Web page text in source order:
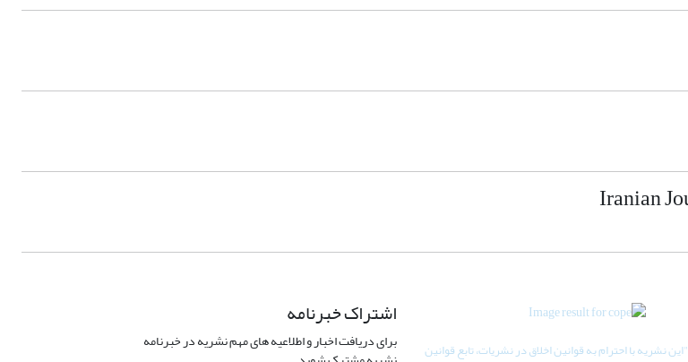
"این نشریه با احترام به قوانین اخلاق در نشریات، تابع قوانین
اشتراک خبرنامه
برای دریافت اخبار و اطلاعیه های مهم نشریه در خبرنامه